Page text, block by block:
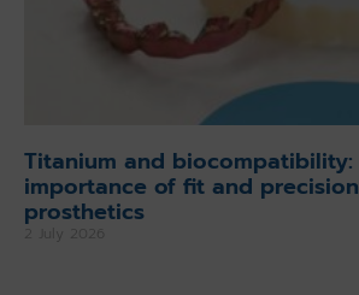
Titanium and biocompatibility:
importance of fit and
prosthetics
2 July 2026